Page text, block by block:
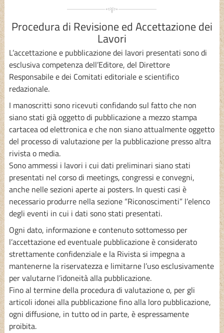
Procedura di Revisione ed Accettazione dei
Lavori
L’accettazione e pubblicazione dei lavori presentati sono di
esclusiva competenza dell’Editore, del Direttore
Responsabile e dei Comitati editoriale e scientifico
redazionale.
I manoscritti sono ricevuti confidando sul fatto che non
siano stati già oggetto di pubblicazione a mezzo stampa
cartacea od elettronica e che non siano attualmente oggetto
del processo di valutazione per la pubblicazione presso altra
rivista o media.
Sono ammessi i lavori i cui dati preliminari siano stati
presentati nel corso di meetings, congressi e convegni,
anche nelle sezioni aperte ai posters. In questi casi è
necessario produrre nella sezione “Riconoscimenti” l’elenco
degli eventi in cui i dati sono stati presentati.
Ogni dato, informazione e contenuto sottomesso per
l’accettazione ed eventuale pubblicazione è considerato
strettamente confidenziale e la Rivista si impegna a
mantenerne la riservatezza e limitarne l’uso esclusivamente
per valutarne l’idoneità alla pubblicazione.
Fino al termine della procedura di valutazione o, per gli
articoli idonei alla pubblicazione fino alla loro pubblicazione,
ogni diffusione, in tutto od in parte, è espressamente
proibita.